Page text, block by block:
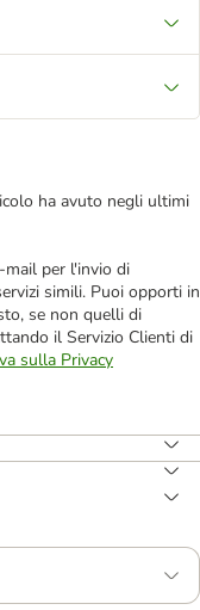
ha avuto negli ultimi
per l'invio di
simili. Puoi opporti in
se non quelli di
il Servizio Clienti di
sulla Privacy